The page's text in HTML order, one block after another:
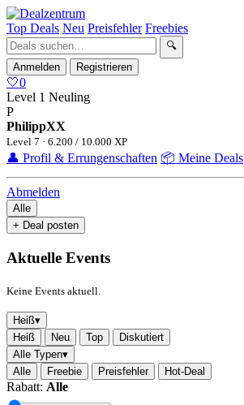
Top Deals Neu Preisfehler Freebies
🔍
Anmelden
Registrieren
🤍0
Level 1 Neuling
P
PhilippXX
Level 7 · 6.200 / 10.000 XP
👤 Profil & Errungenschaften 📦 Meine Deals
Abmelden
Alle
+ Deal posten
Aktuelle Events
Keine Events aktuell.
Heiß▾
Heiß
Neu Top
Diskutiert
Alle Typen▾
Alle
Freebie Preisfehler Hot-Deal
Rabatt: Alle